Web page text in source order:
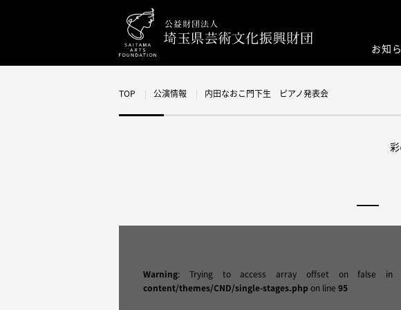
お知
TOP 公演情報 内田なおこ門下生 ピアノ発表会
Warning: Trying to access array offset on false in
content/themes/CND/single-stages.php on line 95